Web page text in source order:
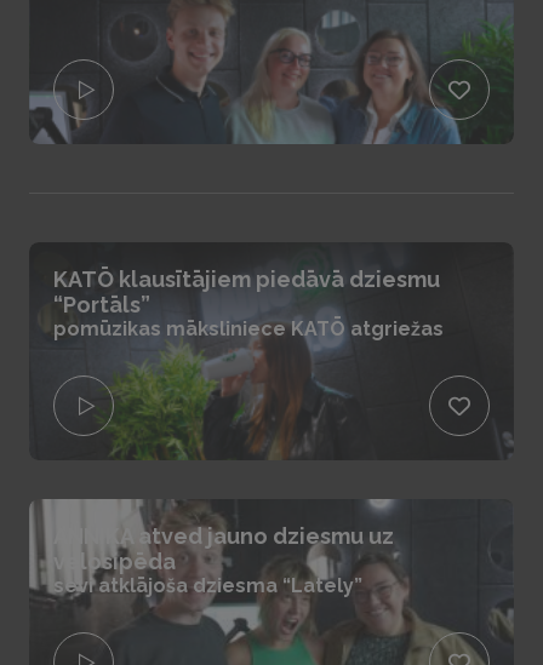
KATŌ klausītājiem piedāvā dziesmu
“Portāls”
pomūzikas māksliniece KATŌ atgriežas
ANNIKA atved jauno dziesmu uz
velosipēda
sevi atklājoša dziesma “Lately”